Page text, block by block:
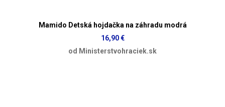
Mamido Detská hojdačka na záhradu modrá
16,90 €
od Ministerstvohraciek.sk